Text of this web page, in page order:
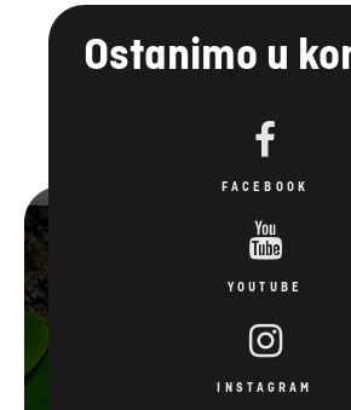
FACEBOOK
YOUTUBE
INSTAGRAM
LINKEDIN